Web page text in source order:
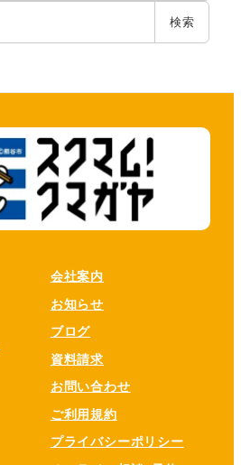
検索
会社案内
お知らせ
ブログ
資料請求
お問い合わせ
ご利用規約
プライバシーポリシー